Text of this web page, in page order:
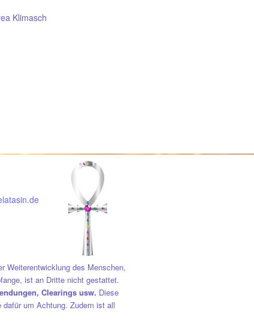
Klimasch
Weiterentwicklung des Menschen,
ist an Dritte nicht gestattet.
Clearings usw. Diese
um Achtung. Zudem ist all